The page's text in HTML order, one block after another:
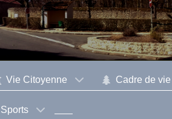
Vie Citoyenne Cadre de vie